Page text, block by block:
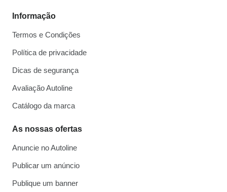
Informação
Termos e Condições
Política de privacidade
Dicas de segurança
Avaliação Autoline
Catálogo da marca
As nossas ofertas
Anuncie no Autoline
Publicar um anúncio
Publique um banner